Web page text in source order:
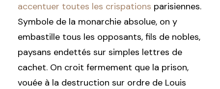
accentuer toutes les crispations parisiennes.
Symbole de la monarchie absolue, on y
embastille tous les opposants, fils de nobles,
paysans endettés sur simples lettres de
cachet. On croit fermement que la prison,
vouée à la destruction sur ordre de Louis